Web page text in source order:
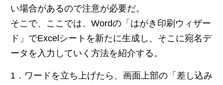
い場合があるので注意が必要だ。
そこで、ここでは、Wordの「はがき印刷ウィザー
ド」でExcelシートを新たに生成し、そこに宛名デ
ータを入力していく方法を紹介する。
1．ワードを立ち上げたら、画面上部の「差し込み